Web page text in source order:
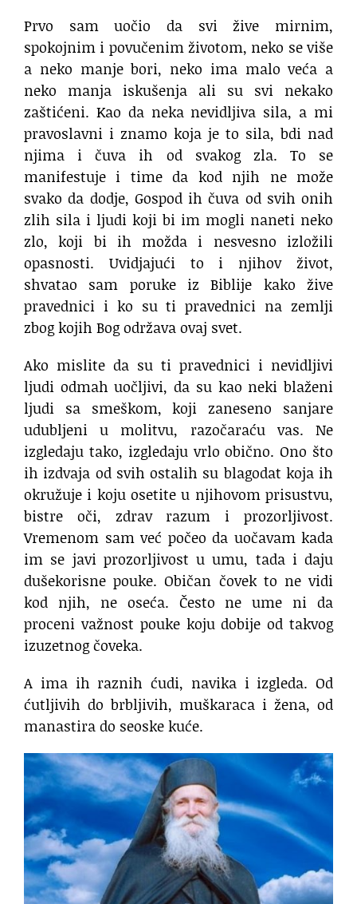
Prvo sam uočio da svi žive mirnim,
spokojnim i povučenim životom, neko se više
a neko manje bori, neko ima malo veća a
neko manja iskušenja ali su svi nekako
zaštićeni. Kao da neka nevidljiva sila, a mi
pravoslavni i znamo koja je to sila, bdi nad
njima i čuva ih od svakog zla. To se
manifestuje i time da kod njih ne može
svako da dodje, Gospod ih čuva od svih onih
zlih sila i ljudi koji bi im mogli naneti neko
zlo, koji bi ih možda i nesvesno izložili
opasnosti. Uvidjajući to i njihov život,
shvatao sam poruke iz Biblije kako žive
pravednici i ko su ti pravednici na zemlji
zbog kojih Bog održava ovaj svet.
Ako mislite da su ti pravednici i nevidljivi
ljudi odmah uočljivi, da su kao neki blaženi
ljudi sa smeškom, koji zaneseno sanjare
udubljeni u molitvu, razočaraću vas. Ne
izgledaju tako, izgledaju vrlo obično. Ono što
ih izdvaja od svih ostalih su blagodat koja ih
okružuje i koju osetite u njihovom prisustvu,
bistre oči, zdrav razum i prozorljivost.
Vremenom sam već počeo da uočavam kada
im se javi prozorljivost u umu, tada i daju
dušekorisne pouke. Običan čovek to ne vidi
kod njih, ne oseća. Često ne ume ni da
proceni važnost pouke koju dobije od takvog
izuzetnog čoveka.
A ima ih raznih ćudi, navika i izgleda. Od
ćutljivih do brbljivih, muškaraca i žena, od
manastira do seoske kuće.